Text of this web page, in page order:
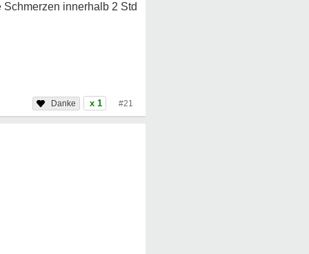
innerhalb 2 Std
x 1 #21